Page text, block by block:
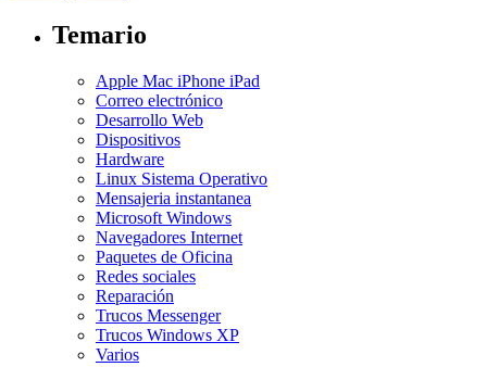
Temario
Apple Mac iPhone iPad
Correo electrónico
Desarrollo Web
Dispositivos
Hardware
Linux Sistema Operativo
Mensajeria instantanea
Microsoft Windows
Navegadores Internet
Paquetes de Oficina
Redes sociales
Reparación
Trucos Messenger
Trucos Windows XP
Varios